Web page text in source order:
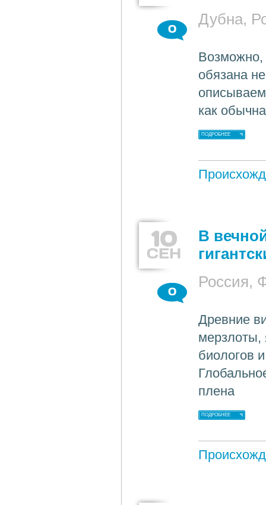
Дубна,
0
Возможно,
обязана
как
ПОДРОБНЕЕ
10
СЕН
В
Россия,
0
Древние
мерзлоты,
биологов
плена
ПОДРОБНЕЕ